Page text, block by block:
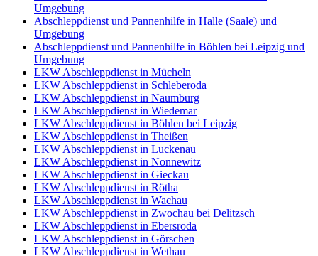
Umgebung
Abschleppdienst und Pannenhilfe in Halle (Saale) und
Umgebung
Abschleppdienst und Pannenhilfe in Böhlen bei Leipzig und
Umgebung
LKW Abschleppdienst in Mücheln
LKW Abschleppdienst in Schleberoda
LKW Abschleppdienst in Naumburg
LKW Abschleppdienst in Wiedemar
LKW Abschleppdienst in Böhlen bei Leipzig
LKW Abschleppdienst in Theißen
LKW Abschleppdienst in Luckenau
LKW Abschleppdienst in Nonnewitz
LKW Abschleppdienst in Gieckau
LKW Abschleppdienst in Rötha
LKW Abschleppdienst in Wachau
LKW Abschleppdienst in Zwochau bei Delitzsch
LKW Abschleppdienst in Ebersroda
LKW Abschleppdienst in Görschen
LKW Abschleppdienst in Wethau